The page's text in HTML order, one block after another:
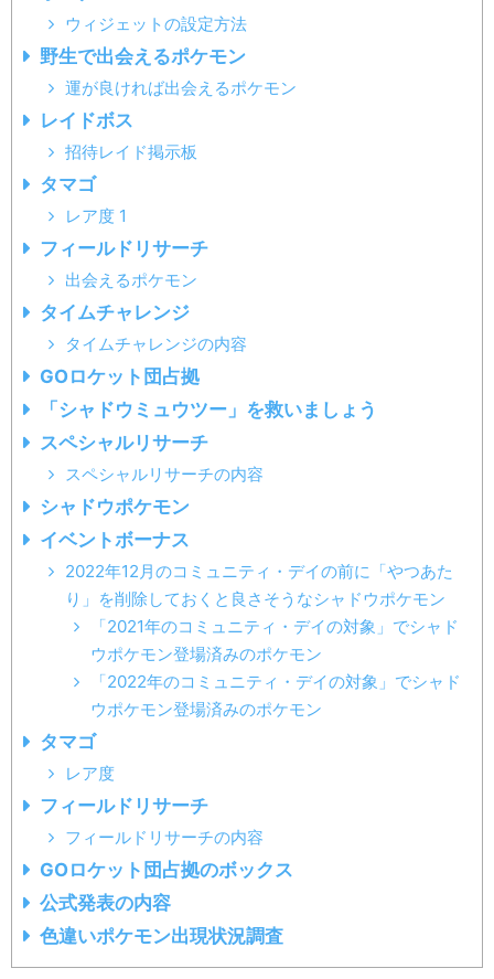
ウィジェットの設定方法
野生で出会えるポケモン
運が良ければ出会えるポケモン
レイドボス
招待レイド掲示板
タマゴ
レア度 1
フィールドリサーチ
出会えるポケモン
タイムチャレンジ
タイムチャレンジの内容
GOロケット団占拠
「シャドウミュウツー」を救いましょう
スペシャルリサーチ
スペシャルリサーチの内容
シャドウポケモン
イベントボーナス
2022年12月のコミュニティ・デイの前に「やつあた
り」を削除しておくと良さそうなシャドウポケモン
「2021年のコミュニティ・デイの対象」でシャド
ウポケモン登場済みのポケモン
「2022年のコミュニティ・デイの対象」でシャド
ウポケモン登場済みのポケモン
タマゴ
レア度
フィールドリサーチ
フィールドリサーチの内容
GOロケット団占拠のボックス
公式発表の内容
色違いポケモン出現状況調査